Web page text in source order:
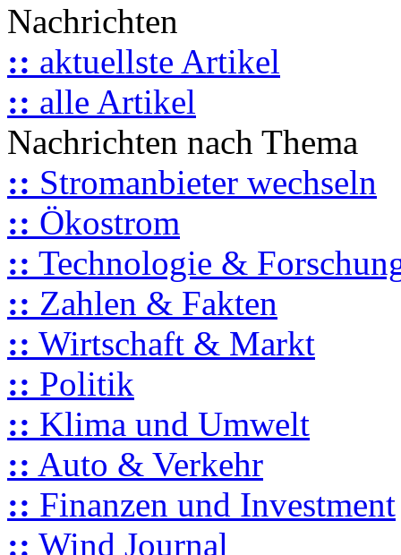
Nachrichten
:: aktuellste Artikel
:: alle Artikel
Nachrichten nach Thema
:: Stromanbieter wechseln
:: Ökostrom
:: Technologie &
:: Zahlen & Fakten
:: Wirtschaft & Markt
:: Politik
:: Klima und Umwelt
:: Auto & Verkehr
:: Finanzen und Investment
:: Wind Journal